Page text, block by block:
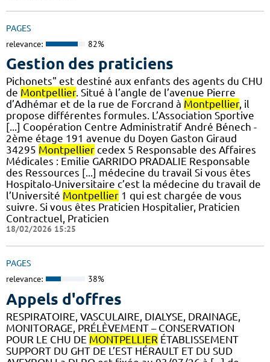
PAGES
relevance: 82%
Gestion des praticiens
Pichonets" est destiné aux enfants des agents du CHU
de Montpellier. Situé à l’angle de l’avenue Pierre
d’Adhémar et de la rue de Forcrand à Montpellier, il
propose différentes formules. L’Association Sportive
[...] Coopération Centre Administratif André Bénech -
2ème étage 191 avenue du Doyen Gaston Giraud
34295 Montpellier cedex 5 Responsable des Affaires
Médicales : Emilie GARRIDO PRADALIE Responsable
des Ressources [...] médecine du travail Si vous êtes
Hospitalo-Universitaire c’est la médecine du travail de
l’Université Montpellier 1 qui est chargée de vous
suivre. Si vous êtes Praticien Hospitalier, Praticien
Contractuel, Praticien
18/02/2026 15:25
PAGES
relevance: 38%
Appels d'offres
RESPIRATOIRE, VASCULAIRE, DIALYSE, DRAINAGE,
MONITORAGE, PRÉLÈVEMENT – CONSERVATION
POUR LE CHU DE MONTPELLIER ÉTABLISSEMENT
SUPPORT DU GHT DE L’EST HÉRAULT ET DU SUD